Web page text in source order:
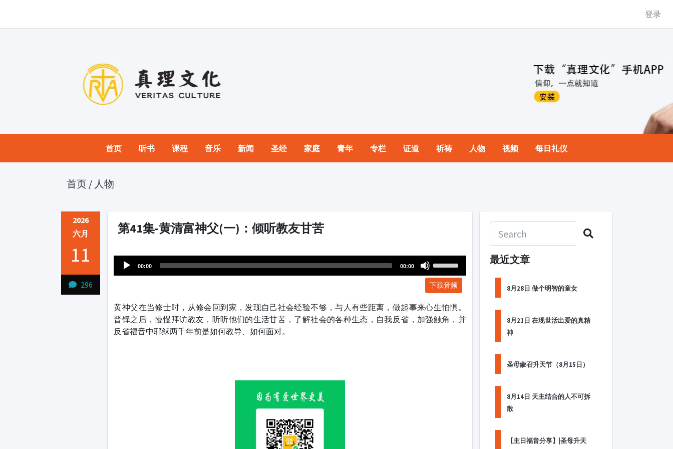
登录
首页 听书 课程 音乐 新闻 圣经 家庭 青年 专栏 证道 祈祷 人物 视频 每日礼仪
首页 / 人物
2026
六月
11
296
第41集-黄清富神父(一)：倾听教友甘苦
Player
00:00 00:00
Arrow
to
increase
下载音频
黄神父在当修士时，从修会回到家，发现自己社会经验不够，与人有些距离，做起事来心生怕惧。
晋铎之后，慢慢拜访教友，听听他们的生活甘苦，了解社会的各种生态，自我反省，加强触角，并
反省福音中耶稣两千年前是如何教导、如何面对。
最近文章
8月28日 做个明智的童女
8月21日 在现世活出爱的真精
神
圣母蒙召升天节（8月15日）
8月14日 天主结合的人不可拆
散
【主日福音分享】|圣母升天